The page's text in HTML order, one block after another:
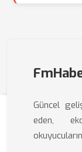
Güncel
eden,